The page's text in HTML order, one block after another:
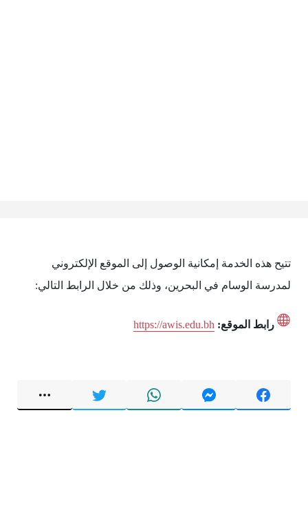
تتيح هذه الخدمة إمكانية الوصول إلى الموقع الإلكتروني
لمدرسة الوسام في البحرين، وذلك من خلال الرابط التالي:
رابط الموقع: https://awis.edu.bh